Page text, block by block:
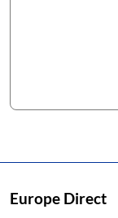
Europe Direct